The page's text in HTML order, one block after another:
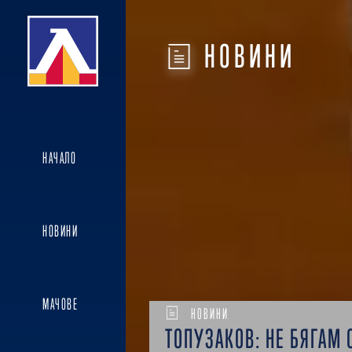
НАЧАЛО
НОВИНИ
МАЧОВЕ
НОВИНИ
НОВИНИ
ТОПУЗАКОВ: НЕ БЯГАМ